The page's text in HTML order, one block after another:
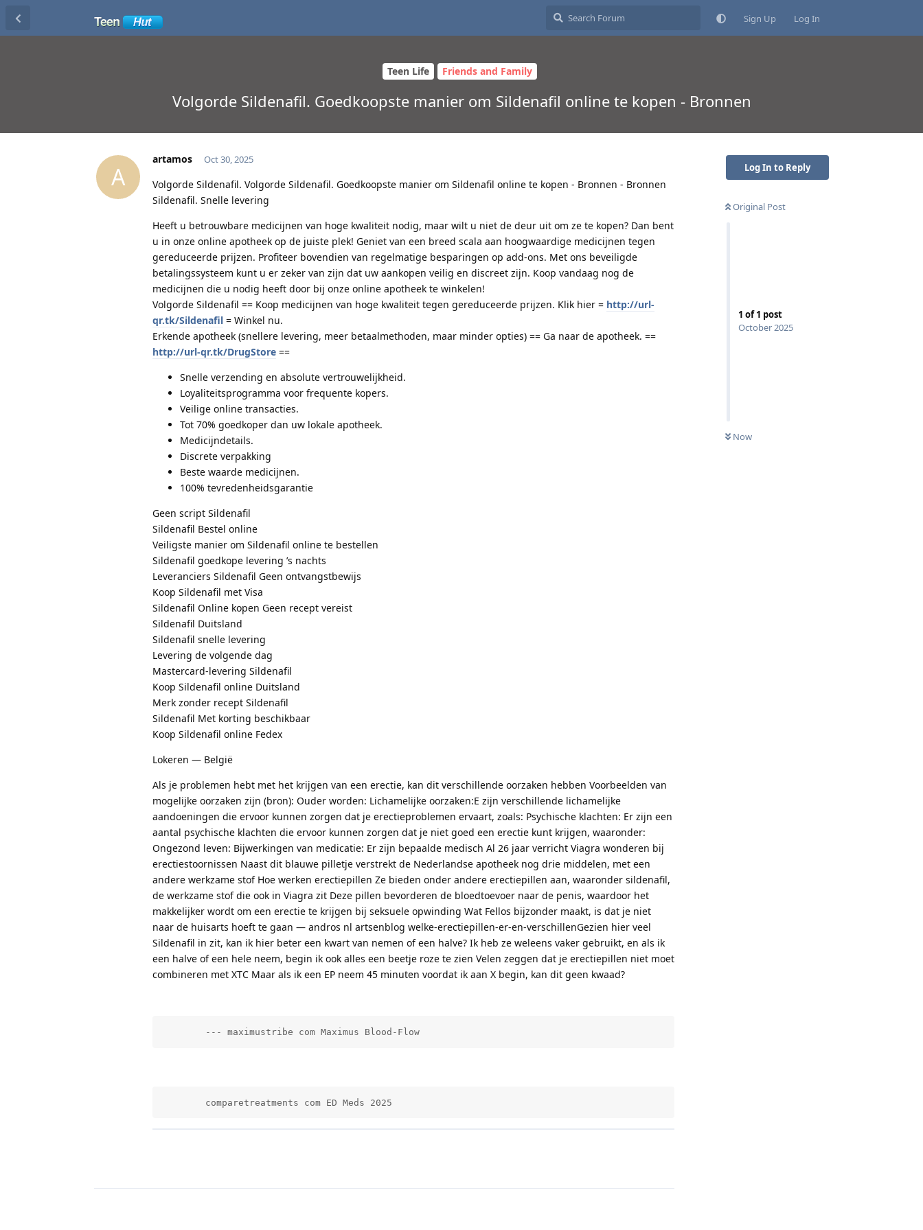
Sign Up Log In
Teen Life Friends and Family
Volgorde Sildenafil. Goedkoopste manier om Sildenafil online te kopen - Bronnen
Log In to Reply
Original Post
1 of1 post
October 2025
Now
A
artamos Oct 30, 2025
Volgorde Sildenafil. Volgorde Sildenafil. Goedkoopste manier om Sildenafil online te kopen - Bronnen - Bronnen
Sildenafil. Snelle levering
Heeft u betrouwbare medicijnen van hoge kwaliteit nodig, maar wilt u niet de deur uit om ze te kopen? Dan bent
u in onze online apotheek op de juiste plek! Geniet van een breed scala aan hoogwaardige medicijnen tegen
gereduceerde prijzen. Profiteer bovendien van regelmatige besparingen op add-ons. Met ons beveiligde
betalingssysteem kunt u er zeker van zijn dat uw aankopen veilig en discreet zijn. Koop vandaag nog de
medicijnen die u nodig heeft door bij onze online apotheek te winkelen!
Volgorde Sildenafil == Koop medicijnen van hoge kwaliteit tegen gereduceerde prijzen. Klik hier = http://url-
qr.tk/Sildenafil = Winkel nu.
Erkende apotheek (snellere levering, meer betaalmethoden, maar minder opties) == Ga naar de apotheek. ==
http://url-qr.tk/DrugStore ==
Snelle verzending en absolute vertrouwelijkheid.
Loyaliteitsprogramma voor frequente kopers.
Veilige online transacties.
Tot 70% goedkoper dan uw lokale apotheek.
Medicijndetails.
Discrete verpakking
Beste waarde medicijnen.
100% tevredenheidsgarantie
Geen script Sildenafil
Sildenafil Bestel online
Veiligste manier om Sildenafil online te bestellen
Sildenafil goedkope levering ’s nachts
Leveranciers Sildenafil Geen ontvangstbewijs
Koop Sildenafil met Visa
Sildenafil Online kopen Geen recept vereist
Sildenafil Duitsland
Sildenafil snelle levering
Levering de volgende dag
Mastercard-levering Sildenafil
Koop Sildenafil online Duitsland
Merk zonder recept Sildenafil
Sildenafil Met korting beschikbaar
Koop Sildenafil online Fedex
Lokeren — België
Als je problemen hebt met het krijgen van een erectie, kan dit verschillende oorzaken hebben Voorbeelden van
mogelijke oorzaken zijn (bron): Ouder worden: Lichamelijke oorzaken:E zijn verschillende lichamelijke
aandoeningen die ervoor kunnen zorgen dat je erectieproblemen ervaart, zoals: Psychische klachten: Er zijn een
aantal psychische klachten die ervoor kunnen zorgen dat je niet goed een erectie kunt krijgen, waaronder:
Ongezond leven: Bijwerkingen van medicatie: Er zijn bepaalde medisch Al 26 jaar verricht Viagra wonderen bij
erectiestoornissen Naast dit blauwe pilletje verstrekt de Nederlandse apotheek nog drie middelen, met een
andere werkzame stof Hoe werken erectiepillen Ze bieden onder andere erectiepillen aan, waaronder sildenafil,
de werkzame stof die ook in Viagra zit Deze pillen bevorderen de bloedtoevoer naar de penis, waardoor het
makkelijker wordt om een erectie te krijgen bij seksuele opwinding Wat Fellos bijzonder maakt, is dat je niet
naar de huisarts hoeft te gaan — andros nl artsenblog welke-erectiepillen-er-en-verschillenGezien hier veel
Sildenafil in zit, kan ik hier beter een kwart van nemen of een halve? Ik heb ze weleens vaker gebruikt, en als ik
een halve of een hele neem, begin ik ook alles een beetje roze te zien Velen zeggen dat je erectiepillen niet moet
combineren met XTC Maar als ik een EP neem 45 minuten voordat ik aan X begin, kan dit geen kwaad?
        --- maximustribe com Maximus Blood-Flow
        comparetreatments com ED Meds 2025